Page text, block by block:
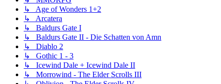
↳ Age of Wonders 1+2
↳ Arcatera
↳ Baldurs Gate I
↳ Baldurs Gate II - Die Schatten von Amn
↳ Diablo 2
↳ Gothic 1 - 3
↳ Icewind Dale + Icewind Dale II
↳ Morrowind - The Elder Scrolls III